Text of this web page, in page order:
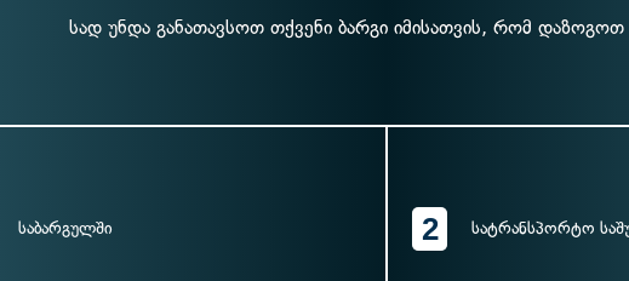
სად უნდა განათავსოთ თქვენი ბარგი იმისათვის, რომ დაზოგოთ
საბარგულში 2 სატრანსპორტო